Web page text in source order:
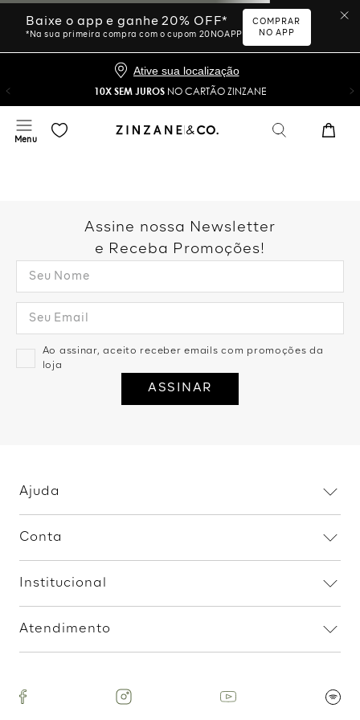
Ative sua localização
10X SEM JUROS NO CARTÃO ZINZANE
foi encontrada.
Vamos tentar novamente?